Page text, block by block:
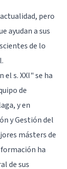
pero
ayudan a sus
de lo
s. XXI" se ha
de
y en
y Gestión del
másters de
ha
de sus